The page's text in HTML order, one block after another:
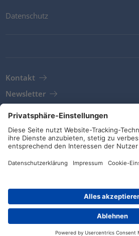
Datenschutz
Kontakt
Newsletter
AGB
Richtlinien und Bekenntnisse
Soziale Medien
© HellermannTyton 2026 (v4.312.3) |
|
Händlersuche